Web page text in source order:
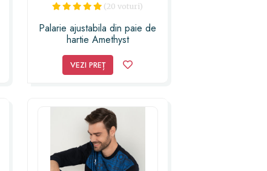
(20 voturi)
Palarie ajustabila din paie de
hartie Amethyst
VEZI PREȚ